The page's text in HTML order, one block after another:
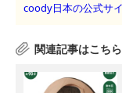
coody日本の公式サ